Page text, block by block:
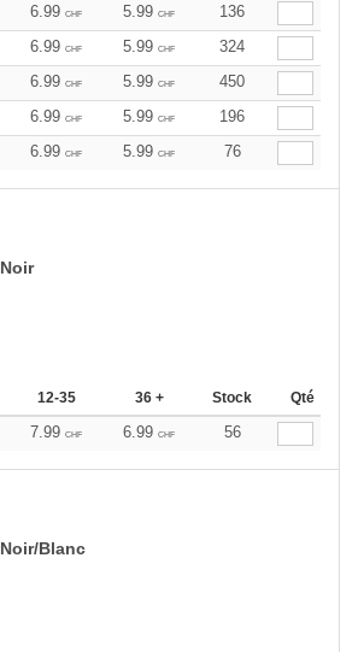
6.99 CHF 5.99 CHF
136
6.99 CHF 5.99 CHF
324
6.99 CHF 5.99 CHF
450
6.99 CHF 5.99 CHF
196
6.99 CHF 5.99 CHF 76
Noir
12-35 36 + Stock Qté
7.99 CHF 6.99 CHF 56
Noir/Blanc